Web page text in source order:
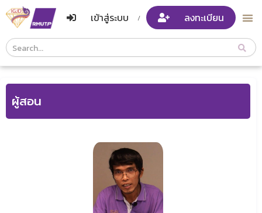
Course
Search
Header
เข้าสู่ระบบ / ลงทะเบียน
ผู้สอน